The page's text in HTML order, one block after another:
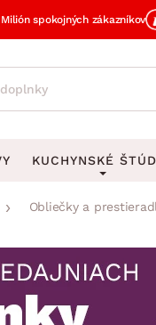
Milión spokojných zákazníkov
Obrazy
Zrkadlá
KUCHYNSKÉ
Obliečky a